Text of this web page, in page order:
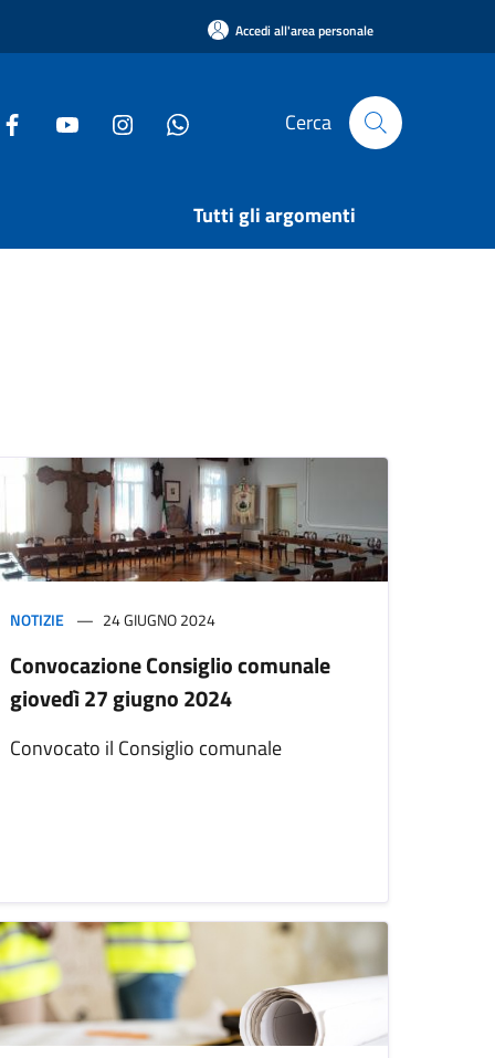
Accedi all'area personale
Cerca
Tutti gli argomenti
NOTIZIE 24 GIUGNO 2024
Convocazione Consiglio comunale
giovedì 27 giugno 2024
Convocato il Consiglio comunale